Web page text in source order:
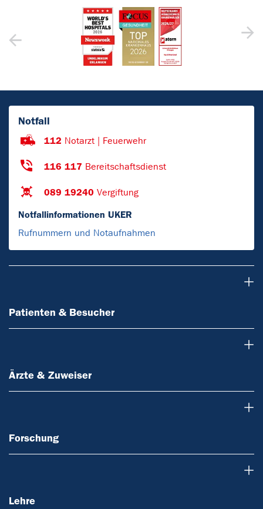
Notfall
112 Notarzt | Feuerwehr
116 117 Bereitschaftsdienst
089 19240 Vergiftung
Notfallinformationen UKER
Rufnummern und Notaufnahmen
Patienten & Besucher
Ärzte & Zuweiser
Forschung
Lehre